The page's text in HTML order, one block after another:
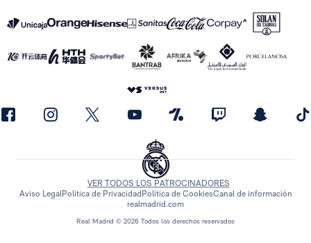
Real Madrid © 2026 Todos los derechos reservados
VER TODOS LOS PATROCINADORES
Aviso LegalPolítica de Privacidad Política de CookiesCanal de información
realmadrid.com